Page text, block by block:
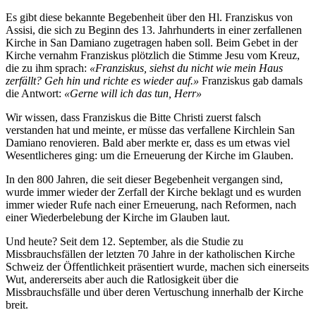
Es gibt diese bekannte Begebenheit über den Hl. Franziskus von
Assisi, die sich zu Beginn des 13. Jahrhunderts in einer zerfallenen
Kirche in San Damiano zugetragen haben soll. Beim Gebet in der
Kirche vernahm Franziskus plötzlich die Stimme Jesu vom Kreuz,
die zu ihm sprach: «Franziskus, siehst du nicht wie mein Haus
zerfällt? Geh hin und richte es wieder auf.» Franziskus gab damals
die Antwort: «Gerne will ich das tun, Herr»
Wir wissen, dass Franziskus die Bitte Christi zuerst falsch
verstanden hat und meinte, er müsse das verfallene Kirchlein San
Damiano renovieren. Bald aber merkte er, dass es um etwas viel
Wesentlicheres ging: um die Erneuerung der Kirche im Glauben.
In den 800 Jahren, die seit dieser Begebenheit vergangen sind,
wurde immer wieder der Zerfall der Kirche beklagt und es wurden
immer wieder Rufe nach einer Erneuerung, nach Reformen, nach
einer Wiederbelebung der Kirche im Glauben laut.
Und heute? Seit dem 12. September, als die Studie zu
Missbrauchsfällen der letzten 70 Jahre in der katholischen Kirche
Schweiz der Öffentlichkeit präsentiert wurde, machen sich einerseits
Wut, andererseits aber auch die Ratlosigkeit über die
Missbrauchsfälle und über deren Vertuschung innerhalb der Kirche
breit.